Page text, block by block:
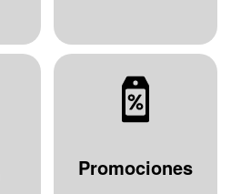
Promociones